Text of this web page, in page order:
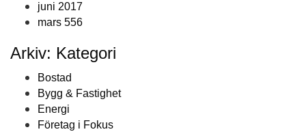
juni 2017
mars 556
Arkiv: Kategori
Bostad
Bygg & Fastighet
Energi
Företag i Fokus